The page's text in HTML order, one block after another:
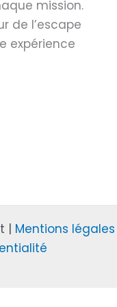
mission.
de l’escape
expérience
| Mentions légales